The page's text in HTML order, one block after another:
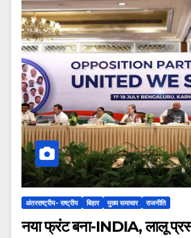
अंतरराष्ट्रीय- राष्ट्रीय बिहार मुख्य समाचार राजनीति
नया फ्रंट बना-INDIA, लालू